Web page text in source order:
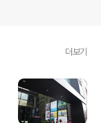
더보기